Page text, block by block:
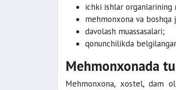
ichki ishlar organlarining
mehmonxona va
davolash muassasalari;
qonunchilikda
Mehmonxonada
Mehmonxona, xostel, dam